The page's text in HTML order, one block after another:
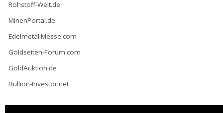
Rohstoff-Welt.de
MinenPortal.de
EdelmetallMesse.com
Goldseiten-Forum.com
GoldAuktion.de
Bullion-Investor.net